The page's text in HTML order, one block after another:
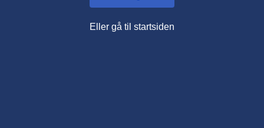
Eller gå til startsiden